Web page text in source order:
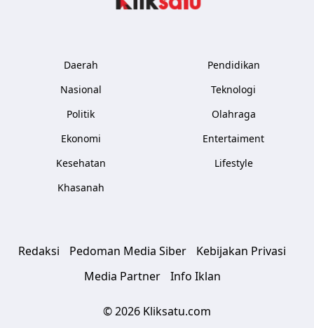
Daerah
Nasional
Politik
Ekonomi
Kesehatan
Khasanah
Pendidikan
Teknologi
Olahraga
Entertaiment
Lifestyle
Redaksi Pedoman Media Siber
Kebijakan Privasi
Media Partner
Info Iklan
© 2026 Kliksatu.com